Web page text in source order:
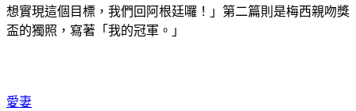
想實現這個目標，我們回阿根廷囉！」第二篇則是梅西親吻獎
盃的獨照，寫著「我的冠軍。」
愛妻